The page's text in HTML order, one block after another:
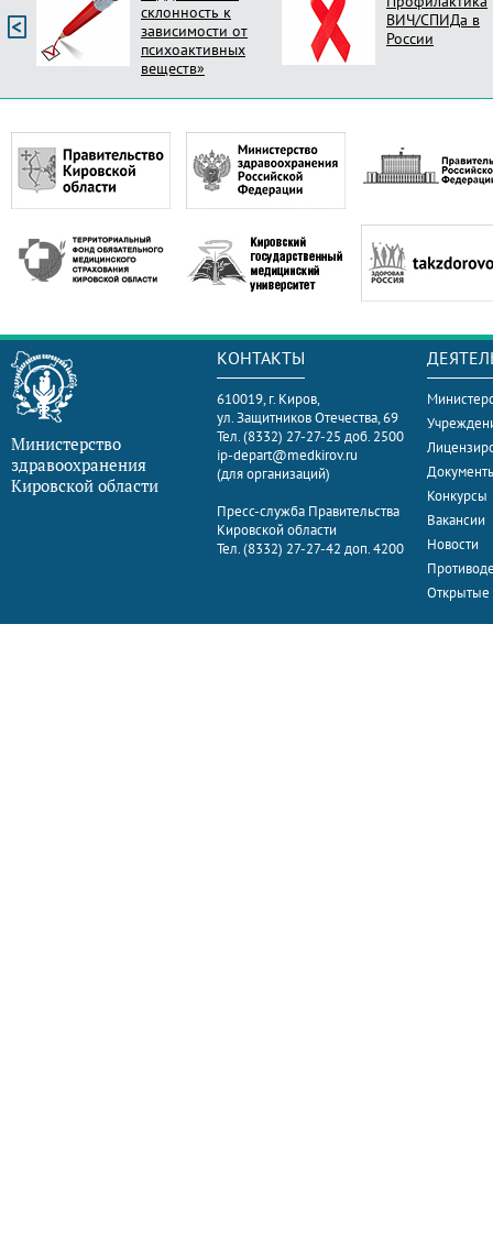
ВИЧ/СПИДа в
России
новый стиль
поликлиник
Министерство
здравоохранения
Кировской области
КОНТАКТЫ
610019, г. Киров,
ул. Защитников Отечества, 69
Тел. (8332) 27-27-25 доб. 2500
ip-depart@medkirov.ru
(для организаций)
Пресс-служба Правительства
Кировской области
Тел. (8332) 27-27-42 доп. 4200
Конкурсы
Вакансии
Новости